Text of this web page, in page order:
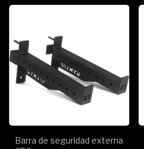
Barra de seguridad externa